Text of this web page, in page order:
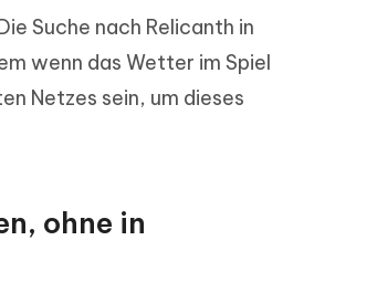
Suche nach Relicanth in
wenn das Wetter im Spiel
Netzes sein, um dieses
ohne in